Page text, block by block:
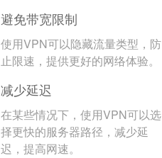
避免带宽限制
使用VPN可以隐藏流量类型，防
止限速，提供更好的网络体验。
减少延迟
在某些情况下，使用VPN可以选
择更快的服务器路径，减少延
迟，提高网速。